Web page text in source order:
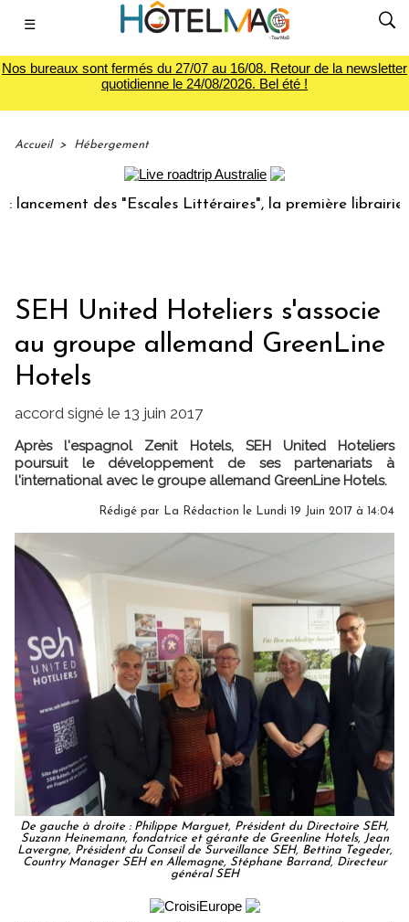
☰
Nos bureaux sont fermés du 27/07 au 16/08. Retour de la newsletter
quotidienne le 24/08/2026. Bel été !
Accueil > Hébergement
des "Escales Littéraires", la première librairie du
SEH United Hoteliers s'associe
au groupe allemand GreenLine
Hotels
accord signé le 13 juin 2017
Après l'espagnol Zenit Hotels, SEH United Hoteliers
poursuit le développement de ses partenariats à
l'international avec le groupe allemand GreenLine Hotels.
Rédigé par La Rédaction le Lundi 19 Juin 2017 à 14:04
De gauche à droite : Philippe Marguet, Président du Directoire SEH,
Suzann Heinemann, fondatrice et gérante de Greenline Hotels, Jean
Lavergne, Président du Conseil de Surveillance SEH, Bettina Tegeder,
Country Manager SEH en Allemagne, Stéphane Barrand, Directeur
général SEH